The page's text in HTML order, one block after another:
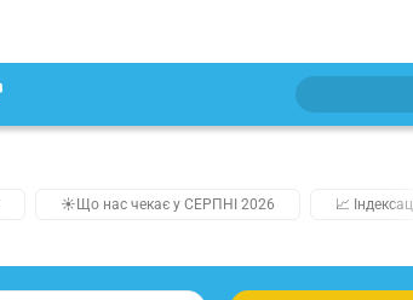
☀️Що нас чекає у СЕРПНІ 2026 📈